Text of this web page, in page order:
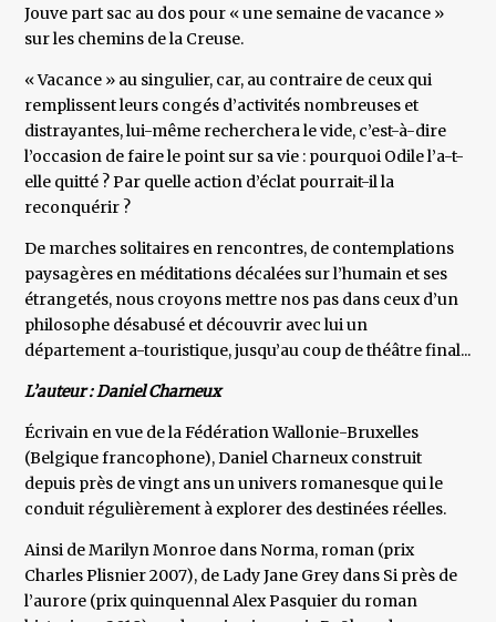
Jouve part sac au dos pour « une semaine de vacance »
sur les chemins de la Creuse.
« Vacance » au singulier, car, au contraire de ceux qui
remplissent leurs congés d’activités nombreuses et
distrayantes, lui-même recherchera le vide, c’est-à-dire
l’occasion de faire le point sur sa vie : pourquoi Odile l’a-t-
elle quitté ? Par quelle action d’éclat pourrait-il la
reconquérir ?
De marches solitaires en rencontres, de contemplations
paysagères en méditations décalées sur l’humain et ses
étrangetés, nous croyons mettre nos pas dans ceux d’un
philosophe désabusé et découvrir avec lui un
département a-touristique, jusqu’au coup de théâtre final...
L’auteur : DanielCharneux
Écrivain en vue de la Fédération Wallonie-Bruxelles
(Belgique francophone), Daniel Charneux construit
depuis près de vingt ans un univers romanesque qui le
conduit régulièrement à explorer des destinées réelles.
Ainsi de Marilyn Monroe dans Norma, roman (prix
Charles Plisnier 2007), de Lady Jane Grey dans Si près de
l’aurore (prix quinquennal Alex Pasquier du roman